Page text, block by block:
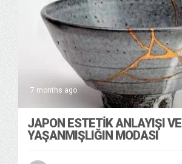
7 months ago
JAPON ESTETİK ANLAYIŞI VE
YAŞANMIŞLIĞIN MODASI